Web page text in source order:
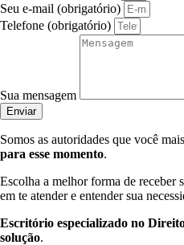
Seu e-mail (obrigatório)
Telefone (obrigatório)
Sua mensagem
Enviar
Somos as autoridades que você
para esse momento.
Escolha a melhor forma de receber
em te atender e entender sua
Escritório especializado no
solução.